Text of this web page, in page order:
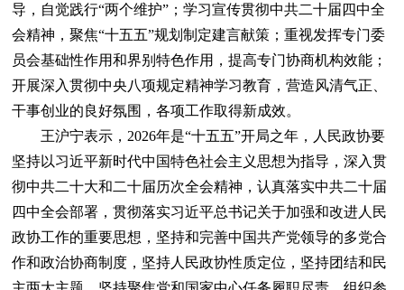
导，自觉践行“两个维护”；学习宣传贯彻中共二十届四中全
会精神，聚焦“十五五”规划制定建言献策；重视发挥专门委
员会基础性作用和界别特色作用，提高专门协商机构效能；
开展深入贯彻中央八项规定精神学习教育，营造风清气正、
干事创业的良好氛围，各项工作取得新成效。
王沪宁表示，2026年是“十五五”开局之年，人民政协要
坚持以习近平新时代中国特色社会主义思想为指导，深入贯
彻中共二十大和二十届历次全会精神，认真落实中共二十届
四中全会部署，贯彻落实习近平总书记关于加强和改进人民
政协工作的重要思想，坚持和完善中国共产党领导的多党合
作和政治协商制度，坚持人民政协性质定位，坚持团结和民